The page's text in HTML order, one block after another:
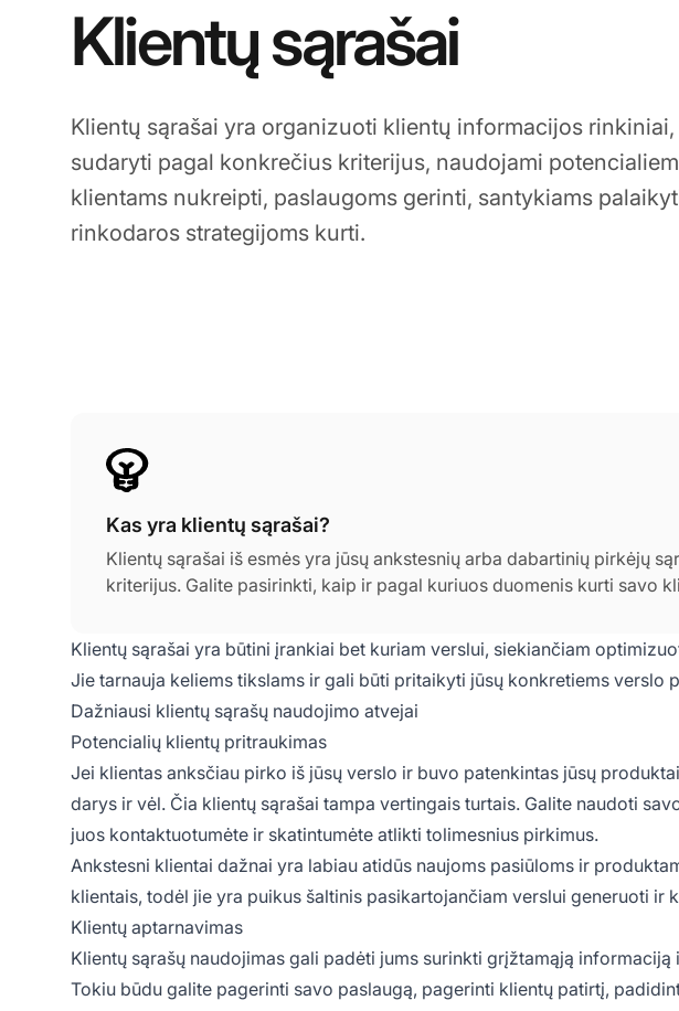
Klientų sąrašai
Klientų sąrašai yra organizuoti klientų informacijos rinkiniai,
sudaryti pagal konkrečius kriterijus, naudojami
klientams nukreipti, paslaugoms gerinti, santykiams
rinkodaros strategijoms kurti.
Kas yra klientų sąrašai?
Klientų sąrašai iš esmės yra jūsų ankstesnių arba dabartinių pirkėjų
kriterijus. Galite pasirinkti, kaip ir pagal kuriuos duomenis kurti savo
Klientų sąrašai yra būtini įrankiai bet kuriam verslui, siekiančiam
Jie tarnauja keliems tikslams ir gali būti pritaikyti jūsų konkretiems verslo
Dažniausi klientų sąrašų naudojimo atvejai
Potencialių klientų pritraukimas
Jei klientas anksčiau pirko iš jūsų verslo ir buvo patenkintas jūsų
darys ir vėl. Čia klientų sąrašai tampa vertingais turtais. Galite naudoti
juos kontaktuotumėte ir skatintumėte atlikti tolimesnius pirkimus.
Ankstesni klientai dažnai yra labiau atidūs naujoms pasiūloms ir
klientais, todėl jie yra puikus šaltinis pasikartojančiam verslui generuoti ir
Klientų aptarnavimas
Klientų sąrašų naudojimas gali padėti jums surinkti grįžtamąją
Tokiu būdu galite pagerinti savo paslaugą, pagerinti klientų patirtį,